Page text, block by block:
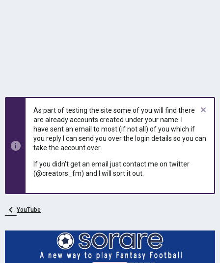
As part of testing the site some of you will find there
are already accounts created under your name. I
have sent an email to most (if not all) of you which if
you reply I can send you over the login details so you can
take the account over.
If you didn't get an email just contact me on twitter
(@creators_fm) and I will sort it out.
YouTube